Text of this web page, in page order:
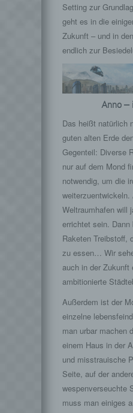
Setting zur
geht es in die
Zukunft – und in
endlich zur
Anno –
Das heißt natürlich
guten alten Erde
Gegenteil: Diverse
nur auf dem Mond
notwendig, um die
weiterzuentwickeln.
Weltraumhafen will
errichtet sein. Dann
Raketen Treibstoff,
zu essen… Wir
auch in der Zukunft
ambitionierte
Außerdem ist der
einzelne
man urbar machen
einem Haus in der
und misstrauische
Seite, auf der
wespenverseuchte
muss man einiges